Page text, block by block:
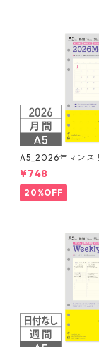
A5_2026年マンス
ロック + LOVEドッ
テム手帳リフィル
¥748
20%OFF